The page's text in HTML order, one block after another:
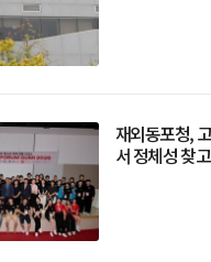
재외동포청,
서 정체성 찾